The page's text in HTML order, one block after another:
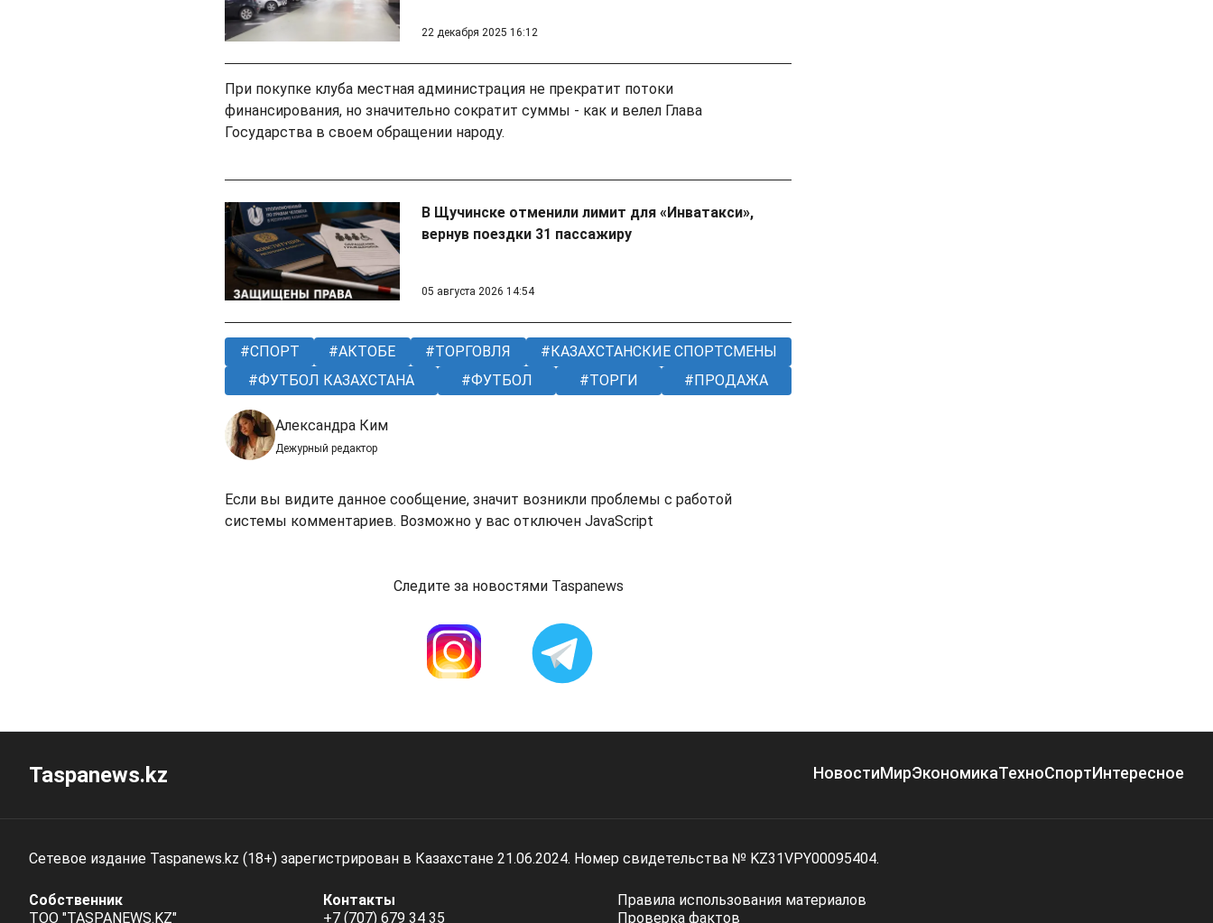
22 декабря 2025 16:12
При покупке клуба местная администрация не прекратит потоки
финансирования, но значительно сократит суммы - как и велел Глава
Государства в своем обращении народу.
В Щучинске отменили лимит для «Инватакси»,
вернув поездки 31 пассажиру
05 августа 2026 14:54
СПОРТ АКТОБЕ ТОРГОВЛЯ
КАЗАХСТАНСКИЕ СПОРТСМЕНЫ
ФУТБОЛ КАЗАХСТАНА
ФУТБОЛ ТОРГИ ПРОДАЖА
Александра Ким
Дежурный редактор
Если вы видите данное сообщение, значит возникли проблемы с работой
системы комментариев. Возможно у вас отключен JavaScript
Следите за новостями Taspanews
Taspanews.kz НовостиМирЭкономикаТехноСпортИнтересное
Сетевое издание Taspanews.kz (18+) зарегистрирован в Казахстане 21.06.2024. Номер свидетельства № KZ31VPY00095404.
Собственник
ТОО "TASPANEWS.KZ"
Контакты
+7 (707) 679 34 35
Правила использования материалов
Проверка фактов